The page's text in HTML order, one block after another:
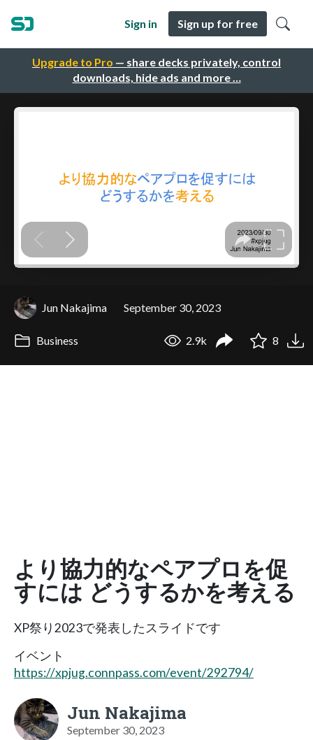
Upgrade to Pro — share decks privately, control
downloads, hide ads and more …
Sign in Sign up for free
Jun Nakajima September 30, 2023
Business 2.9k 8
より協力的なペアプロを促
すには どうするかを考える
XP祭り2023で発表したスライドです
イベント
https://xpjug.connpass.com/event/292794/
Jun Nakajima
September 30, 2023